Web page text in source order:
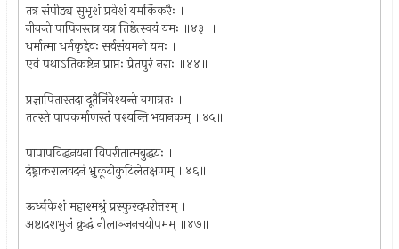
तत्र संपीड्य सुभृशं प्रवेशं यमकिंकरैः ।
नीयन्ते पापिनस्तत्र यत्र तिष्ठेत्स्वयं यमः ॥४३ ।
धर्मात्मा धर्मकृद्देवः सर्वसंयमनो यमः ।
एवं पथाऽतिकष्टेन प्राप्तः प्रेतपुरं नराः ॥४४॥
प्रज्ञापितास्तदा दूतैर्निवेश्यन्ते यमाग्रतः ।
ततस्ते पापकर्माणस्तं पश्यन्ति भयानकम् ॥४५॥
पापापविद्धनयना विपरीतात्मबुद्धयः ।
दंष्ट्राकरालवदनं भ्रुकूटीकुटिलेतक्षणम् ॥४६॥
ऊर्ध्वकेशं महाश्मश्रुं प्रस्फुरदधरोत्तरम् ।
अष्टादशभुजं क्रुद्धं नीलाञ्जनचयोपमम् ॥४७॥